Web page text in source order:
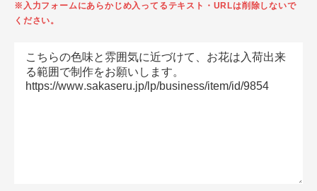
※入力フォームにあらかじめ入ってるテキスト・URLは削除しないで
ください。